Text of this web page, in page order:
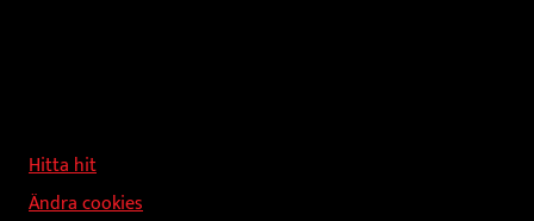
Hitta hit
Ändra cookies